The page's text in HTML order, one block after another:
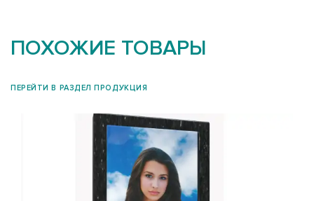
ПОХОЖИЕ ТОВАРЫ
ПЕРЕЙТИ В РАЗДЕЛ ПРОДУКЦИЯ